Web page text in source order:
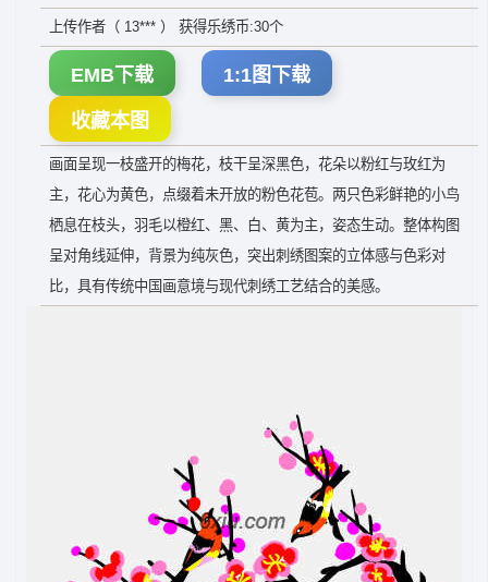
上传作者（ 13*** ） 获得乐绣币:30个
EMB下载 1:1图下载
收藏本图
画面呈现一枝盛开的梅花，枝干呈深黑色，花朵以粉红与玫红为
主，花心为黄色，点缀着未开放的粉色花苞。两只色彩鲜艳的小鸟
栖息在枝头，羽毛以橙红、黑、白、黄为主，姿态生动。整体构图
呈对角线延伸，背景为纯灰色，突出刺绣图案的立体感与色彩对
比，具有传统中国画意境与现代刺绣工艺结合的美感。